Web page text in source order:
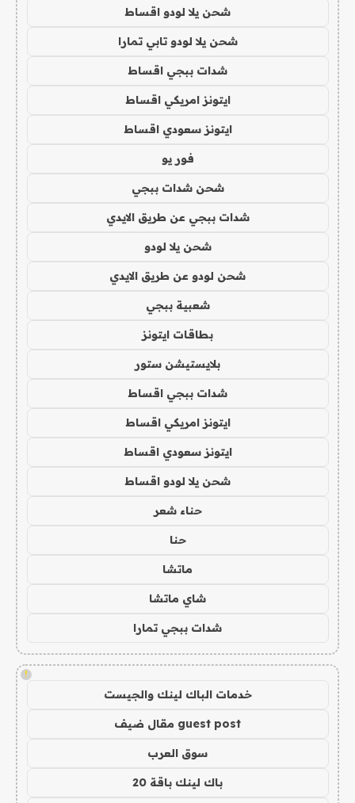
شحن يلا لودو اقساط
شحن يلا لودو تابي تمارا
شدات ببجي اقساط
ايتونز امريكي اقساط
ايتونز سعودي اقساط
فور يو
شحن شدات ببجي
شدات ببجي عن طريق الايدي
شحن يلا لودو
شحن لودو عن طريق الايدي
شعبية ببجي
بطاقات ايتونز
بلايستيشن ستور
شدات ببجي اقساط
ايتونز امريكي اقساط
ايتونز سعودي اقساط
شحن يلا لودو اقساط
حناء شعر
حنا
ماتشا
شاي ماتشا
شدات ببجي تمارا
!
خدمات الباك لينك والجيست
guest post مقال ضيف
سوق العرب
باك لينك باقة 20